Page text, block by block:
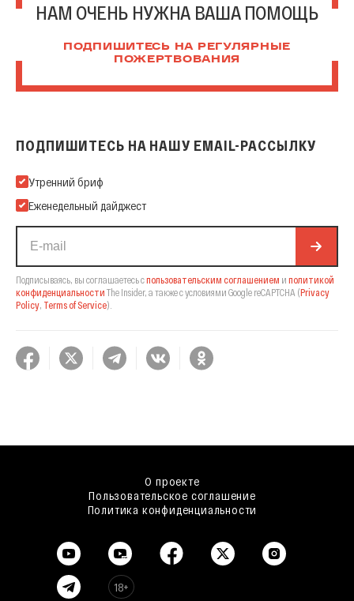
НАМ ОЧЕНЬ НУЖНА ВАША ПОМОЩЬ
ПОДПИШИТЕСЬ НА РЕГУЛЯРНЫЕ
ПОЖЕРТВОВАНИЯ
ПОДПИШИТЕСЬ НА НАШУ EMAIL-РАССЫЛКУ
Подпишитесь на нашу Email-рассылку
Утренний бриф
Еженедельный дайджест
Подписываясь, вы соглашаетесь спользовательским соглашением и политикой
конфиденциальности The Insider, а также с условиями Google reCAPTCHA (Privacy
Policy, Terms of Service).
О проекте
Пользовательское соглашение
Политика конфиденциальности
18+